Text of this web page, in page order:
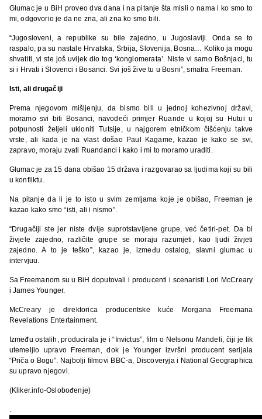
Glumac je u BiH proveo dva dana i na pitanje šta misli o nama i ko smo to
mi, odgovorio je da ne zna, ali zna ko smo bili.
“Jugosloveni, a republike su bile zajedno, u Jugoslaviji. Onda se to
raspalo, pa su nastale Hrvatska, Srbija, Slovenija, Bosna… Koliko ja mogu
shvatiti, vi ste još uvijek dio tog ‘konglomerata’. Niste vi samo Bošnjaci, tu
si i Hrvati i Slovenci i Bosanci. Svi još žive tu u Bosni”, smatra Freeman.
Isti, ali drugačiji
Prema njegovom mišljenju, da bismo bili u jednoj kohezivnoj državi,
moramo svi biti Bosanci, navodeći primjer Ruande u kojoj su Hutui u
potpunosti željeli ukloniti Tutsije, u najgorem etničkom čišćenju takve
vrste, ali kada je na vlast došao Paul Kagame, kazao je kako se svi,
zapravo, moraju zvati Ruandanci i kako i mi to moramo uraditi.
Glumac je za 15 dana obišao 15 država i razgovarao sa ljudima koji su bili
u konfliktu.
Na pitanje da li je to isto u svim zemljama koje je obišao, Freeman je
kazao kako smo “isti, ali i nismo”.
“Drugačiji ste jer niste dvije suprotstavljene grupe, već četiri-pet. Da bi
živjele zajedno, različite grupe se moraju razumjeti, kao ljudi živjeti
zajedno. A to je teško”, kazao je, između ostalog, slavni glumac u
intervjuu.
Sa Freemanom su u BiH doputovali i producenti i scenaristi Lori McCreary
i James Younger.
McCreary je direktorica producentske kuće Morgana Freemana
Revelations Entertainment.
Između ostalih, producirala je i “Invictus”, film o Nelsonu Mandeli, čiji je lik
utemeljio upravo Freeman, dok je Younger izvršni producent serijala
“Priča o Bogu”. Najbolji filmovi BBC-a, Discoveryja i National Geographica
su upravo njegovi.
(Kliker.info-Oslobođenje)